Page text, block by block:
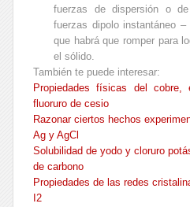
fuerzas de dispersión o
fuerzas dipolo instantáneo
que habrá que romper para
el sólido.
También te puede interesar:
Propiedades físicas del
fluoruro de cesio
Razonar ciertos hechos
Ag y AgCl
Solubilidad de yodo y cloruro
de carbono
Propiedades de las redes
I2